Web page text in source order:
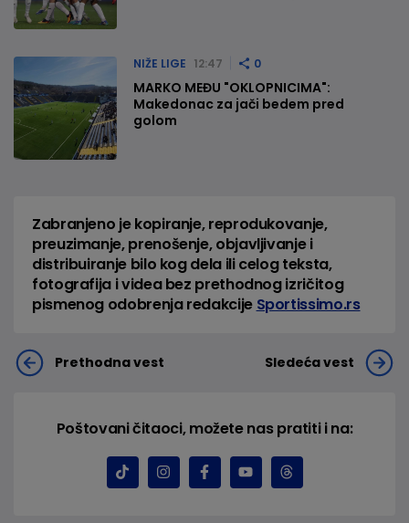
NIŽE LIGE 12:47 0
MARKO MEĐU "OKLOPNICIMA":
Makedonac za jači bedem pred
golom
Zabranjeno je kopiranje, reprodukovanje,
preuzimanje, prenošenje, objavljivanje i
distribuiranje bilo kog dela ili celog teksta,
fotografija i videa bez prethodnog izričitog
pismenog odobrenja redakcije Sportissimo.rs
Prethodna vest Sledeća vest
Poštovani čitaoci, možete nas pratiti i na: